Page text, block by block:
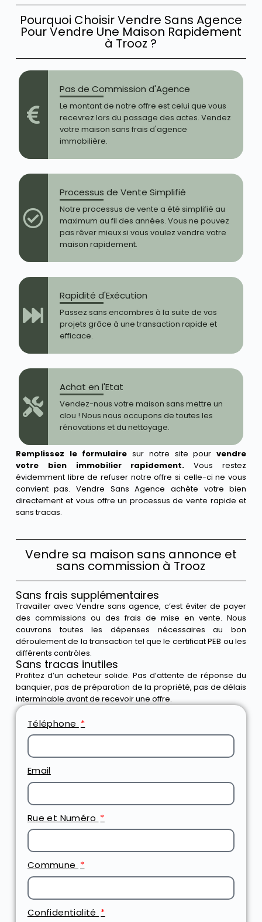
Pourquoi Choisir Vendre Sans Agence
Pour Vendre Une Maison Rapidement
à Trooz ?
Pas de Commission d'Agence
Le montant de notre offre est celui que vous
recevrez lors du passage des actes. Vendez
votre maison sans frais d'agence
immobilière.
Processus de Vente Simplifié
Notre processus de vente a été simplifié au
maximum au fil des années. Vous ne pouvez
pas rêver mieux si vous voulez vendre votre
maison rapidement.
Rapidité d'Exécution
Passez sans encombres à la suite de vos
projets grâce à une transaction rapide et
efficace.
Achat en l'Etat
Vendez-nous votre maison sans mettre un
clou ! Nous nous occupons de toutes les
rénovations et du nettoyage.
Remplissez le formulairesur notre site pour vendre
votre bien immobilier rapidement.Vous restez
évidemment libre de refuser notre offre si celle-ci ne vous
convient pas. Vendre Sans Agence achète votre bien
directement et vous offre un processus de vente rapide et
sans tracas.
Vendre sa maison sans annonce et
sans commission à Trooz
Sans frais supplémentaires
Travailler avec Vendre sans agence, c’est éviter de payer
des commissions ou des frais de mise en vente. Nous
couvrons toutes les dépenses nécessaires au bon
déroulement de la transaction tel que le certificat PEB ou les
différents contrôles.
Sans tracas inutiles
Profitez d’un acheteur solide. Pas d’attente de réponse du
banquier, pas de préparation de la propriété, pas de délais
interminable avant de recevoir une offre.
Téléphone
Email
Rue et Numéro
Commune
Confidentialité